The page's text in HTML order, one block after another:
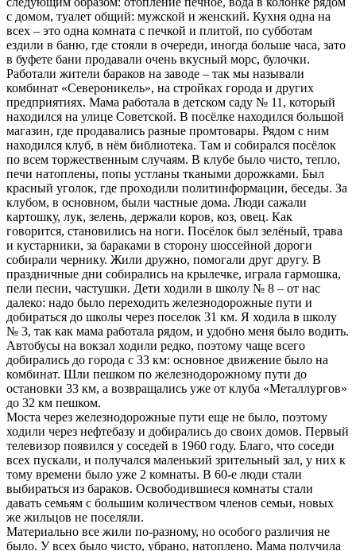
с домом, туалет общий: мужской и женский. Кухня одна на
всех – это одна комната с печкой и плитой, по субботам
ездили в баню, где стояли в очереди, иногда больше часа, зато
в буфете бани продавали очень вкусный морс, булочки.
Работали жители бараков на заводе – так мы называли
комбинат «Североникель», на стройках города и других
предприятиях. Мама работала в детском саду № 11, который
находился на улице Советской. В посёлке находился большой
магазин, где продавались разные промтовары. Рядом с ним
находился клуб, в нём библиотека. Там и собирался посёлок
по всем торжественным случаям. В клубе было чисто, тепло,
печи натоплены, попы устланы ткаными дорожками. Был
красный уголок, где проходили политинформации, беседы. За
клубом, в основном, были частные дома. Люди сажали
картошку, лук, зелень, держали коров, коз, овец. Как
говорится, становились на ноги. Посёлок был зелёный, трава
и кустарники, за бараками в сторону шоссейной дороги
собирали чернику. Жили дружно, помогали друг другу. В
праздничные дни собирались на крылечке, играла гармошка,
пели песни, частушки. Дети ходили в школу № 8 – от нас
далеко: надо было переходить железнодорожные пути и
добираться до школы через поселок 31 км. Я ходила в школу
№ 3, так как мама работала рядом, и удобно меня было водить.
Автобусы на вокзал ходили редко, поэтому чаще всего
добирались до города с 33 км: основное движение было на
комбинат. Шли пешком по железнодорожному пути до
остановки 33 км, а возвращались уже от клуба «Металлургов»
до 32 км пешком.
Моста через железнодорожные пути еще не было, поэтому
ходили через нефтебазу и добирались до своих домов. Первый
телевизор появился у соседей в 1960 году. Благо, что соседи
всех пускали, и получался маленький зрительный зал, у них к
тому времени было уже 2 комнаты. В 60-е люди стали
выбираться из бараков. Освободившиеся комнаты стали
давать семьям с большим количеством членов семьи, новых
же жильцов не поселяли.
Материально все жили по-разному, но особого различия не
было. У всех было чисто, убрано, натоплено. Мама получила